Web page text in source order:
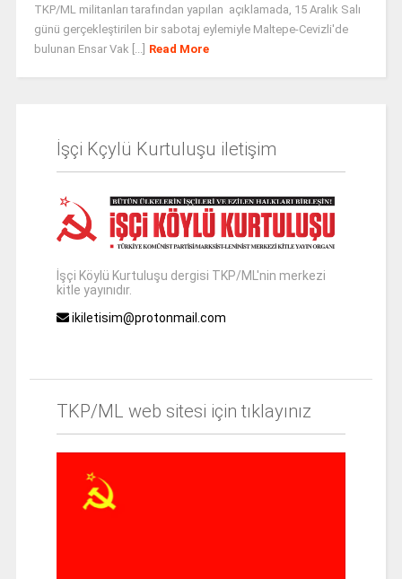
TKP/ML militanları tarafından yapılan açıklamada, 15 Aralık Salı
günü gerçekleştirilen bir sabotaj eylemiyle Maltepe-Cevizli'de
bulunan Ensar Vak [...]
Read More
İşçi Kçylü Kurtuluşu iletişim
İşçi Köylü Kurtuluşu dergisi TKP/ML'nin merkezi
kitle yayınıdır.
ikiletisim@protonmail.com
TKP/ML web sitesi için tıklayınız